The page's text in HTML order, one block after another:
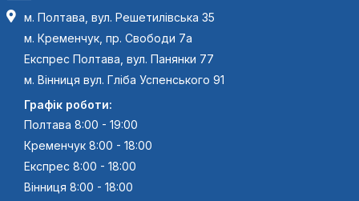
м. Полтава, вул. Решетилівська 35
м. Кременчук, пр. Свободи 7а
Експрес Полтава, вул. Панянки 77
м. Вінниця вул. Гліба Успенського 91
Графік роботи:
Полтава 8:00 - 19:00
Кременчук 8:00 - 18:00
Експрес 8:00 - 18:00
Вінниця 8:00 - 18:00